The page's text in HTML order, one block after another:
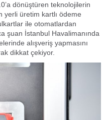
dönüştüren teknolojilerin
yerli üretim kartlı ödeme
ile otomatlardan
şuan İstanbul Havalimanında
alışveriş yapmasını
dikkat çekiyor.